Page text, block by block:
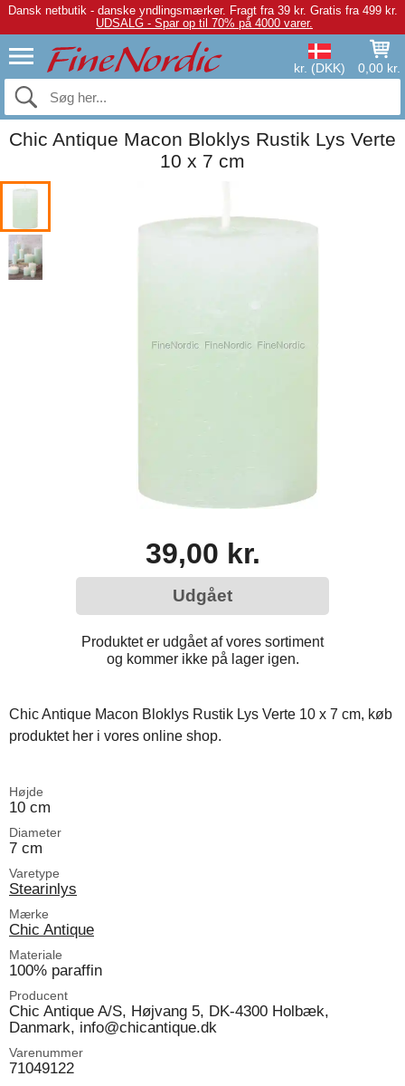
Dansk netbutik - danske yndlingsmærker. Fragt fra 39 kr. Gratis fra 499 kr.
UDSALG - Spar op til 70% på 4000 varer.
kr. (DKK) 0,00 kr.
Chic Antique Macon Bloklys Rustik Lys Verte
10 x 7 cm
39,00 kr.
Udgået
Produktet er udgået af vores sortiment
og kommer ikke på lager igen.
Chic Antique Macon Bloklys Rustik Lys Verte 10 x 7 cm, køb
produktet her i vores online shop.
Højde
10 cm
Diameter
7 cm
Varetype
Stearinlys
Mærke
Chic Antique
Materiale
100% paraffin
Producent
Chic Antique A/S, Højvang 5, DK-4300 Holbæk,
Danmark, info@chicantique.dk
Varenummer
71049122